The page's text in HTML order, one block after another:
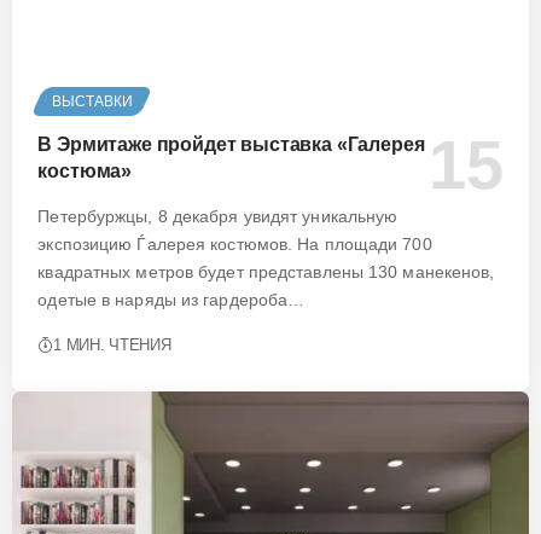
ВЫСТАВКИ
В Эрмитаже пройдет выставка «Галерея
костюма»
Петербуржцы, 8 декабря увидят уникальную
экспозицию Ѓалерея костюмов. На площади 700
квадратных метров будет представлены 130 манекенов,
одетые в наряды из гардероба…
1 МИН. ЧТЕНИЯ